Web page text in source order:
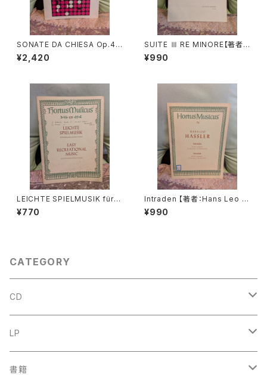
SONATE DA CHIESA Op.4 -
Op.8【著者：G.LEGRENZI】出
版社：HEUGEL& Cie 1968年
¥2,420
SUITE Ⅲ RE MINORE【著者：
DIEUPART】出版社：EDITION
MOECK 1966年
¥990
LEICHTE SPIELMUSIK für V
iola da gamba Basso conti
nuo【著者：Schenk, Marais】
¥770
Intraden 【著者：Hans Leo H
assler】出版社：BÄRENREITE
R KASSEL 1951年
¥990
CATEGORY
CD
古楽
中古CD
古楽以外
LP
古楽
書籍